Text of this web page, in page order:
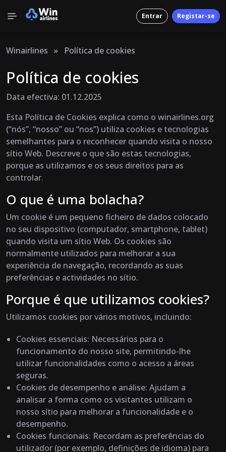
Entrar Registar-se
Winairlines » Política de cookies
Política de cookies
Data efectiva: 01.12.2025
Esta Política de Cookies explica como o winairlines.org
(“nós”, “nosso” ou “nos”) utiliza cookies e tecnologias
semelhantes para o reconhecer quando visita o nosso
sítio Web. Descreve o que são estas tecnologias,
porque as utilizamos e os seus direitos para as
controlar.
O que é uma bolacha?
Um cookie é um pequeno ficheiro de dados colocado
no seu dispositivo (computador, smartphone, tablet)
quando visita um sítio Web. Os cookies são
normalmente utilizados para melhorar a sua
experiência de navegação, recordando as suas
preferências e actividades no sítio.
Porque é que utilizamos cookies?
Utilizamos cookies por vários motivos, incluindo:
Cookies essenciais: Necessários para o
funcionamento do nosso site, permitindo-lhe
utilizar funcionalidades como o acesso a áreas
seguras.
Cookies de desempenho e análise: Ajudam a
analisar a forma como os visitantes utilizam o
nosso sítio para melhorar a funcionalidade e o
desempenho.
Cookies funcionais: Recordam as preferências do
utilizador (por exemplo, definições de idioma) para